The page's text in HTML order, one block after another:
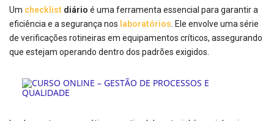
Um checklist diário é uma ferramenta essencial para garantir a
eficiência e a segurança nos laboratórios . Ele envolve uma série
de verificações rotineiras em equipamentos críticos, assegurando
que estejam operando dentro dos padrões exigidos.